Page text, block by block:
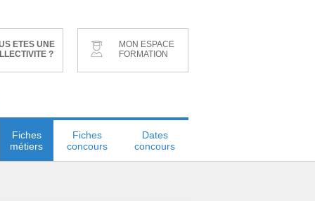
ETES UNE
?
MON ESPACE
FORMATION
Fiches
métiers
Fiches
concours
Dates
concours